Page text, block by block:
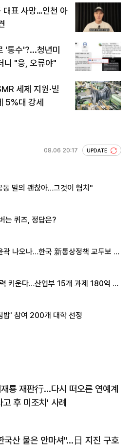
대표 사망…인천 아
'통수'?...청년미
니 "응, 오류야"
세제 지원·빌
5%대 강세
08.06 20:17 UPDATE
발의 괜찮아…그것이 협치"
는 퀴즈, 정답은?
곽 나오나…한국 新통상정책 교두보 활
키운다…산업부 15개 과제 180억 지
밥' 참여 200개 대학 선정
룡 재판行…다시 떠오른 연예계
고 후 미조치' 사례
국산 물은 안마셔"…日 지진 구호